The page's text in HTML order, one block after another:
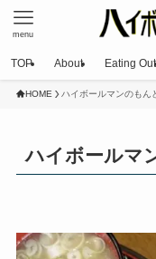
menu
TOP About Eating Out
HOME ハイボールマンのもん
ハイボールマ